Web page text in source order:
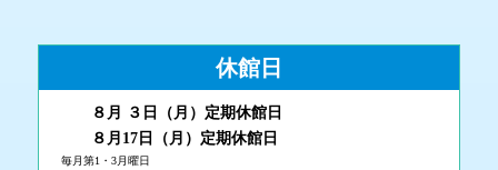
休館日
８月 ３ 日（月 ） 定期休館日
８月17日（月 ）定期休館日
毎月第1・3月曜日